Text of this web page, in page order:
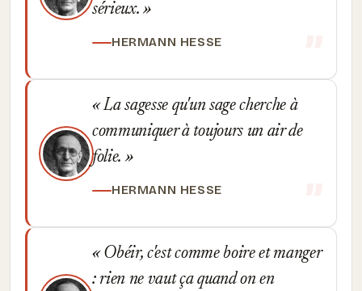
sérieux.
HERMANN HESSE
La sagesse qu'un sage cherche à
communiquer à toujours un air de
folie.
HERMANN HESSE
Obéir, c'est comme boire et manger
: rien ne vaut ça quand on en